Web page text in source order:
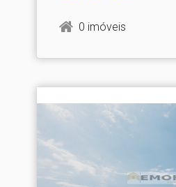
0 imóveis